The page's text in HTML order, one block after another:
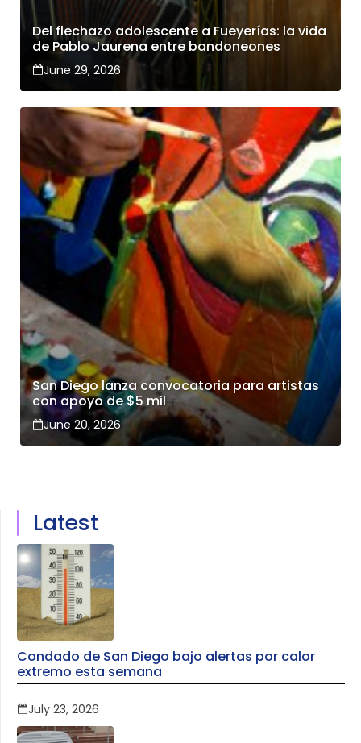
Del flechazo adolescente a Fueyerías: la vida
de Pablo Jaurena entre bandoneones
June 29, 2026
San Diego lanza convocatoria para artistas
con apoyo de $5 mil
June 20, 2026
Latest
Condado de San Diego bajo alertas por calor
extremo esta semana
July 23, 2026